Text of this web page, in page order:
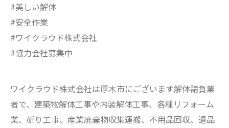
#美しい解体
#安全作業
#ワイクラウド株式会社
#協力会社募集中
ワイクラウド株式会社は厚木市にございます解体請負業
者で、建築物解体工事や内装解体工事、各種リフォーム
業、斫り工事、産業廃棄物収集運搬、不用品回収、遺品